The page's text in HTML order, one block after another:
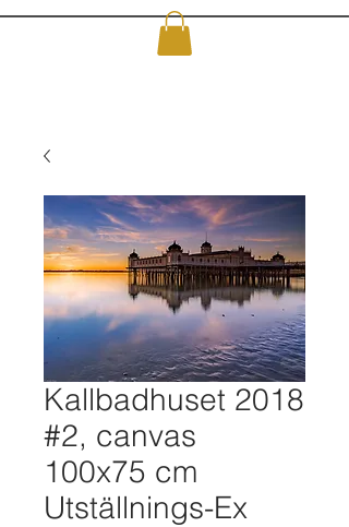
Kallbadhuset 2018
#2, canvas
100x75 cm
Utställnings-Ex